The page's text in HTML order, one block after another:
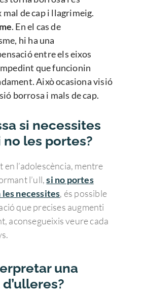
de cap i llagrimeig.
. En el cas de
hi ha una
entre els eixos
que funcionin
Això ocasiona visió
borrosa i mals de cap.
si necessites
les portes?
en l’adolescència, mentre
l’ull,si no portes
necessites, és possible
que precises augmenti
aconsegueixis veure cada
una